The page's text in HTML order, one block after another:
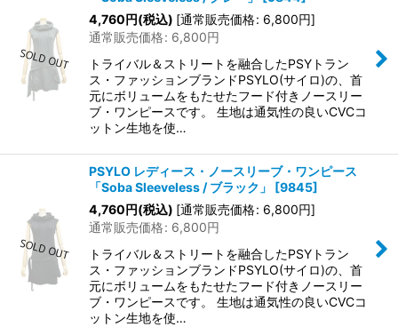
4,760円(税込) [通常販売価格: 6,800円]
通常販売価格: 6,800円
トライバル＆ストリートを融合したPSYトラン
ス・ファッションブランドPSYLO(サイロ)の、首
元にボリュームをもたせたフード付きノースリー
ブ・ワンピースです。 生地は通気性の良いCVCコ
ットン生地を使…
PSYLO レディース・ノースリーブ・ワンピース
「Soba Sleeveless / ブラック」
[9845]
4,760円(税込) [通常販売価格: 6,800円]
通常販売価格: 6,800円
トライバル＆ストリートを融合したPSYトラン
ス・ファッションブランドPSYLO(サイロ)の、首
元にボリュームをもたせたフード付きノースリー
ブ・ワンピースです。 生地は通気性の良いCVCコ
ットン生地を使…